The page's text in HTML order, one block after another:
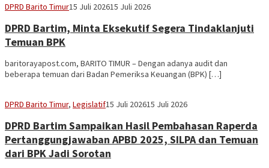
DPRD Barito TimurSekber
15 Juli 202615 Juli 2026
DPRD Bartim, Minta Eksekutif Segera Tindaklanjuti
Temuan BPK
baritorayapost.com, BARITO TIMUR – Dengan adanya audit dan
beberapa temuan dari Badan Pemeriksa Keuangan (BPK) […]
DPRD Barito Timur, LegislatifSekber
15 Juli 202615 Juli 2026
DPRD Bartim Sampaikan Hasil Pembahasan Raperda
Pertanggungjawaban APBD 2025, SILPA dan Temuan
dari BPK Jadi Sorotan